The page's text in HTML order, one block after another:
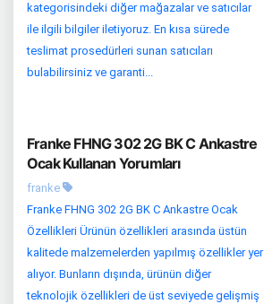
kategorisindeki diğer mağazalar ve satıcılar
ile ilgili bilgiler iletiyoruz. En kısa sürede
teslimat prosedürleri sunan satıcıları
bulabilirsiniz ve garanti...
Franke FHNG 302 2G BK C Ankastre
Ocak Kullanan Yorumları
franke
Franke FHNG 302 2G BK C Ankastre Ocak
Özellikleri Ürünün özellikleri arasında üstün
kalitede malzemelerden yapılmış özellikler yer
alıyor. Bunların dışında, ürünün diğer
teknolojik özellikleri de üst seviyede gelişmiş